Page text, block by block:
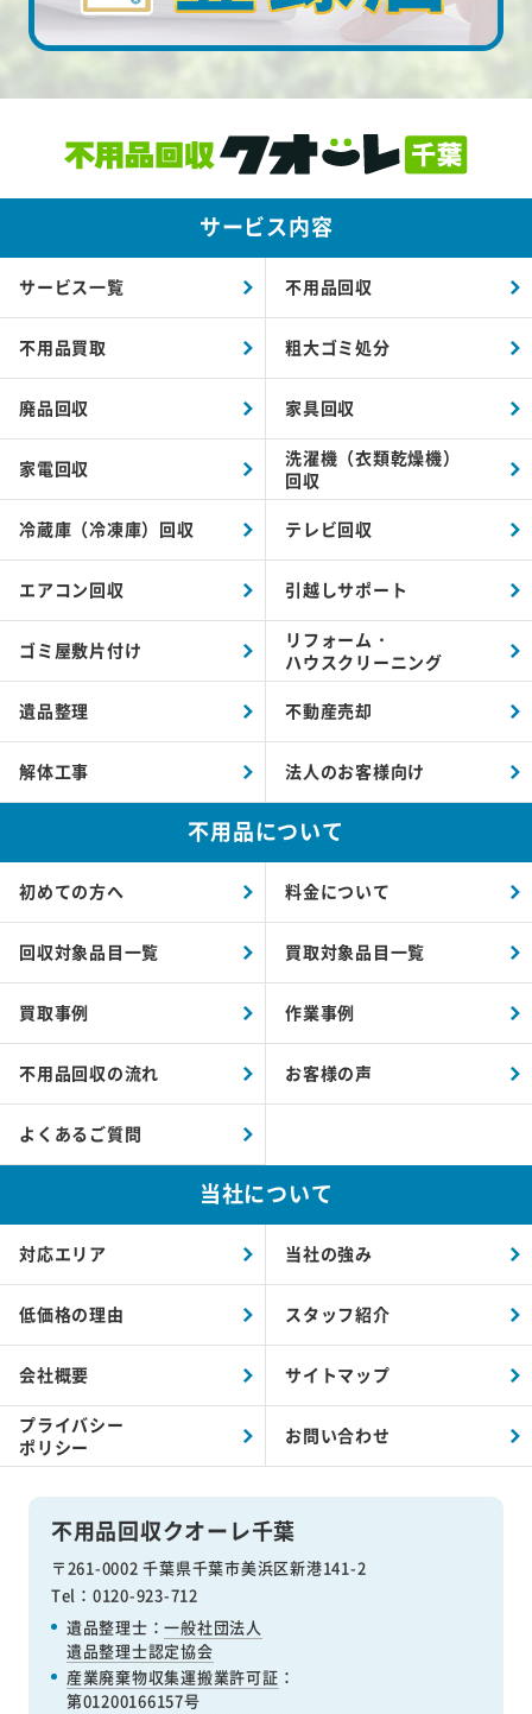
不用品回収クオーレ千葉
〒261-0002 千葉県千葉市美浜区新港141-2
Tel：0120-923-712
遺品整理士：一般社団法人
遺品整理士認定協会
産業廃棄物収集運搬業許可証 ：
第01200166157号
サービス内容
サービス一覧 不用品回収
不用品買取 粗大ゴミ処分
廃品回収 家具回収
家電回収
洗濯機（衣類乾燥機）
回収
冷蔵庫（冷凍庫）回収 テレビ回収
エアコン回収 引越しサポート
ゴミ屋敷片付け
リフォーム・
ハウスクリーニング
遺品整理 不動産売却
解体工事 法人のお客様向け
不用品について
初めての方へ 料金について
回収対象品目一覧 買取対象品目一覧
買取事例 作業事例
不用品回収の流れ お客様の声
よくあるご質問
当社について
対応エリア 当社の強み
低価格の理由 スタッフ紹介
会社概要 サイトマップ
プライバシー
ポリシー
お問い合わせ